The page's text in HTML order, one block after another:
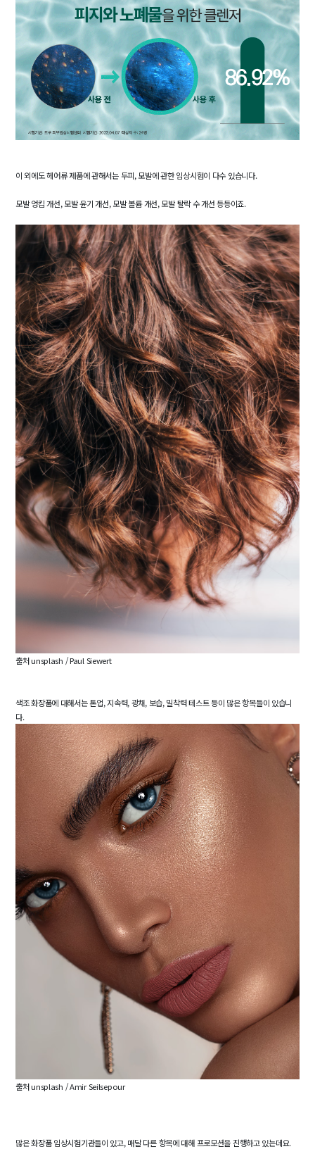
이 외에도 헤어류 제품에 관해서는 두피, 모발에 관한 임상시험이 다수 있습니다.
모발 엉킴 개선, 모발 윤기 개선, 모발 볼륨 개선, 모발 탈락 수 개선 등등이죠.
출처 unsplash /Paul Siewert
색조 화장품에 대해서는 톤업, 지속력, 광채, 보습, 밀착력 테스트 등이 많은 항목들이 있습니
다.
출처 unsplash /Amir Seilsepour
많은 화장품 임상시험기관들이 있고, 매달 다른 항목에 대해 프로모션을 진행하고 있는데요.